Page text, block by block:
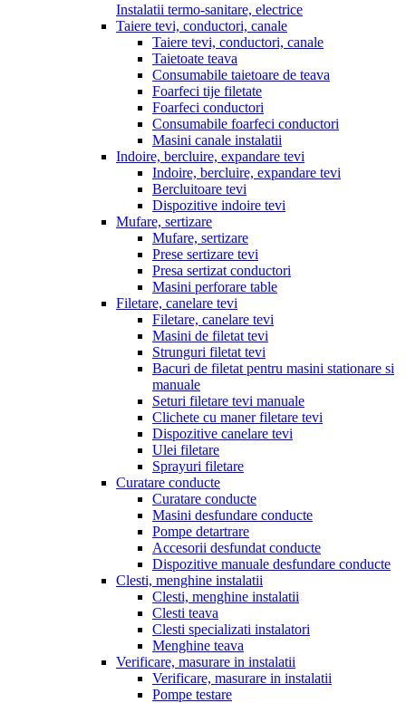
Instalatii termo-sanitare, electrice
Taiere tevi, conductori, canale
Taiere tevi, conductori, canale
Taietoate teava
Consumabile taietoare de teava
Foarfeci tije filetate
Foarfeci conductori
Consumabile foarfeci conductori
Masini canale instalatii
Indoire, bercluire, expandare tevi
Indoire, bercluire, expandare tevi
Bercluitoare tevi
Dispozitive indoire tevi
Mufare, sertizare
Mufare, sertizare
Prese sertizare tevi
Presa sertizat conductori
Masini perforare table
Filetare, canelare tevi
Filetare, canelare tevi
Masini de filetat tevi
Strunguri filetat tevi
Bacuri de filetat pentru masini stationare si
manuale
Seturi filetare tevi manuale
Clichete cu maner filetare tevi
Dispozitive canelare tevi
Ulei filetare
Sprayuri filetare
Curatare conducte
Curatare conducte
Masini desfundare conducte
Pompe detartrare
Accesorii desfundat conducte
Dispozitive manuale desfundare conducte
Clesti, menghine instalatii
Clesti, menghine instalatii
Clesti teava
Clesti specializati instalatori
Menghine teava
Verificare, masurare in instalatii
Verificare, masurare in instalatii
Pompe testare